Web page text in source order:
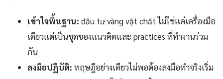
เข้าใจพื้นฐาน: đầu tư vàng vật chất ไม่ใช่แค่เครื่องมือ
เดียวแต่เป็นชุดของแนวคิดและ practices ที่ทำงานร่วม
กัน
ลงมือปฏิบัติ: ทฤษฎีอย่างเดียวไม่พอต้องลงมือทำจริงเริ่ม